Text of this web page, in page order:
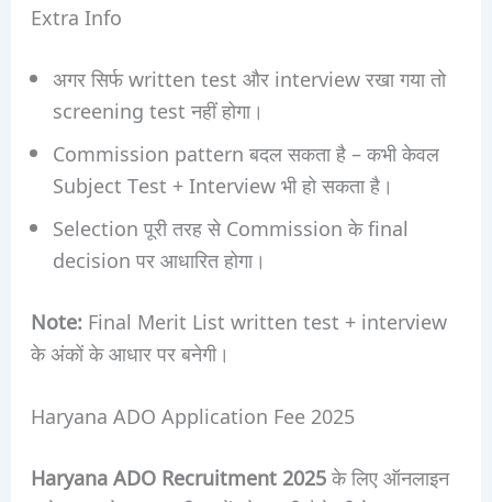
Extra Info
अगर सिर्फ written test और interview रखा गया तो
screening test नहीं होगा।
Commission pattern बदल सकता है – कभी केवल
Subject Test + Interview भी हो सकता है।
Selection पूरी तरह से Commission के final
decision पर आधारित होगा।
Note:Final Merit List written test + interview
के अंकों के आधार पर बनेगी।
Haryana ADO Application Fee 2025
Haryana ADO Recruitment 2025के लिए ऑनलाइन